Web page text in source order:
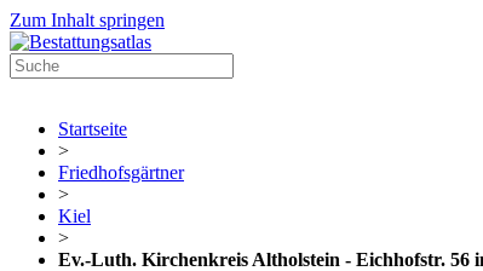
Zum Inhalt springen
Startseite
>
Friedhofsgärtner
>
Kiel
>
Ev.-Luth. Kirchenkreis Altholstein - Eichhofstr. 56